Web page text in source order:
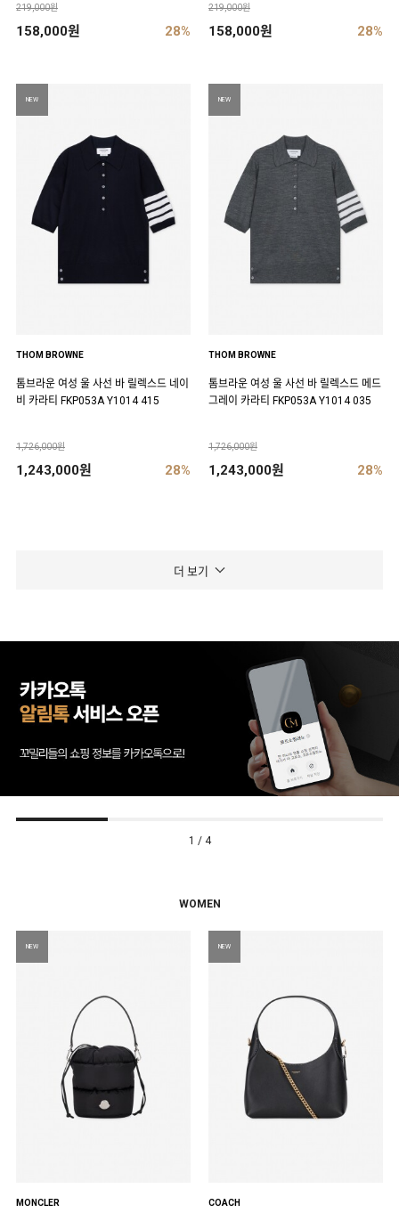
219,000원
158,000원 28%
219,000원
158,000원 28%
NEW
THOM BROWNE
톰브라운 여성 울 사선 바 릴렉스드 네이
비 카라티 FKP053A Y1014 415
1,726,000원
1,243,000원 28%
NEW
THOM BROWNE
톰브라운 여성 울 사선 바 릴렉스드 메드
그레이 카라티 FKP053A Y1014 035
1,726,000원
1,243,000원 28%
더 보기
2 / 4
WOMEN
NEW
MONCLER
NEW
COACH